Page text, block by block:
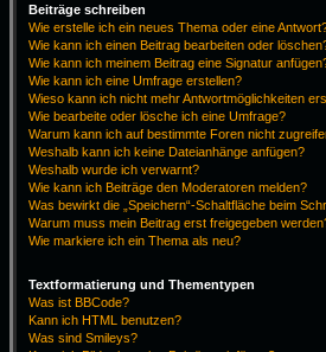
Beiträge schreiben
Wie erstelle ich ein neues Thema oder eine
Wie kann ich einen Beitrag bearbeiten oder
Wie kann ich meinem Beitrag eine Signatur
Wie kann ich eine Umfrage erstellen?
Wieso kann ich nicht mehr Antwortmöglichkeiten
Wie bearbeite oder lösche ich eine Umfrage?
Warum kann ich auf bestimmte Foren nicht
Weshalb kann ich keine Dateianhänge anfügen?
Weshalb wurde ich verwarnt?
Wie kann ich Beiträge den Moderatoren melden?
Was bewirkt die „Speichern“-Schaltfläche beim
Warum muss mein Beitrag erst freigegeben
Wie markiere ich ein Thema als neu?
Textformatierung und Thementypen
Was ist BBCode?
Kann ich HTML benutzen?
Was sind Smileys?